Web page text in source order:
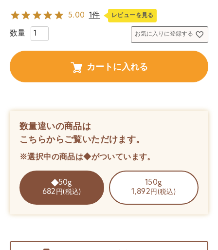
5.00 1件 レビューを見る
お気に入りに登録する
カートに入れる
数量違いの商品は
こちらからご覧いただけます。
※選択中の商品は◆がついています。
50g
682 円(税込)
150g
1,892 円(税込)